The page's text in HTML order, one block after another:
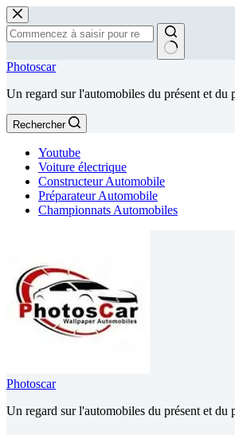
Passer
au
contenu
Aucun
Photoscar
Un regard sur l'automobiles du présent et du
Rechercher
Youtube
Voiture électrique
Constructeur Automobile
Préparateur Automobile
Championnats Automobiles
Photoscar
Un regard sur l'automobiles du présent et du